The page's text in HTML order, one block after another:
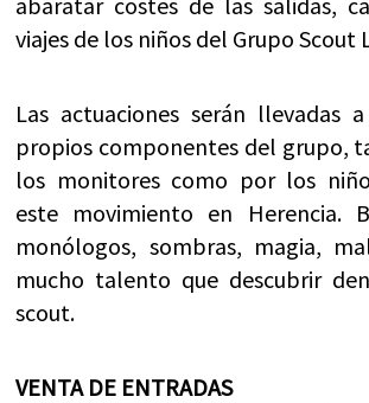
viajes de los niños del Grupo Scout
Las actuaciones serán llevadas
propios componentes del grupo,
los monitores como por los
este movimiento en Herencia.
monólogos, sombras, magia,
mucho talento que descubrir
scout.
VENTA DE ENTRADAS